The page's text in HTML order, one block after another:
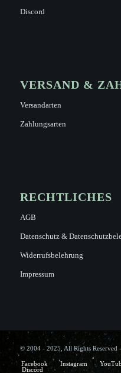
Discord
VERSAND &
Versandarten
Zahlungsarten
RECHTLICHES
AGB
Datenschutz &
Widerrufsbelehrung
Impressum
© 2004 - 2025, All Rights Reserved
Facebook Instagram
Discord